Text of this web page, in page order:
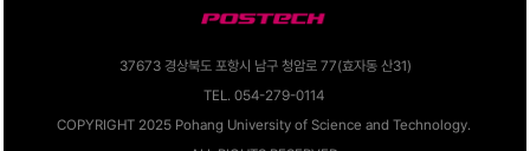
37673 경상북도 포항시 남구 청암로 77(효자동 산31)
TEL. 054-279-0114
COPYRIGHT 2025 Pohang University of Science and Technology.